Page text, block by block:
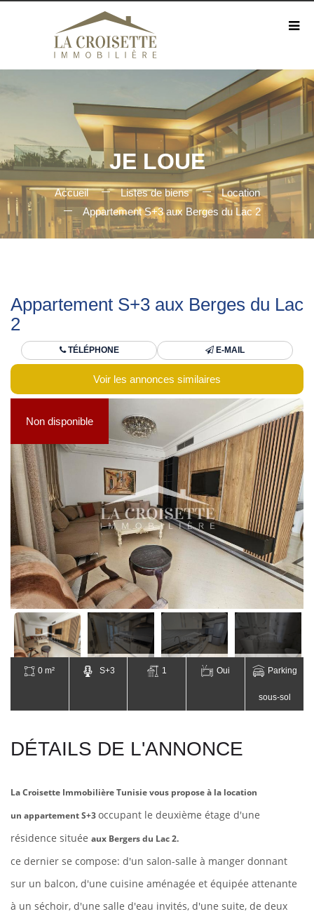
JE LOUE
Accueil Listes de biens
Location
Appartement S+3 aux Berges du Lac 2
Appartement S+3 aux Berges du Lac
2
TÉLÉPHONE E-MAIL
Voir les annonces similaires
Non disponible
0 m² S+3 1 Oui Parking
sous-sol
DÉTAILS DE L'ANNONCE
La Croisette Immobilière Tunisie vous propose à la location
un appartement S+3occupant le deuxième étage d'une
résidence située aux Bergers du Lac 2.
ce dernier se compose: d'un salon-salle à manger donnant
sur un balcon, d'une cuisine aménagée et équipée attenante
à un séchoir, d'une salle d'eau invités, d'une suite, de deux